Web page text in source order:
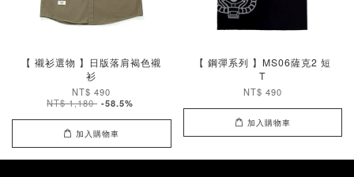
【 襯衫選物 】日版落肩褐色襯
衫
NT$ 490
NT$ 1,180 -58.5%
加入購物車
【 鋼彈系列 】MS06薩克2 短
T
NT$ 490
加入購物車